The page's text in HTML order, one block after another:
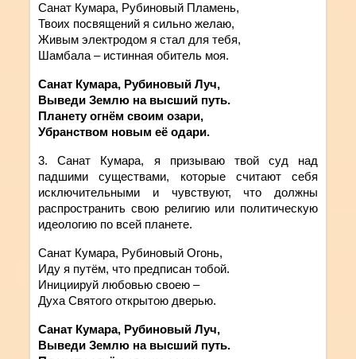
Санат Кумара, Рубиновый Пламень,
Твоих посвящений я сильно желаю,
Живым электродом я стал для тебя,
Шамбала – истинная обитель моя.
Санат Кумара, Рубиновый Луч,
Выведи Землю на высший путь.
Планету огнём своим озари,
Убранством новым её одари.
3. Санат Кумара, я призываю твой
суд над
падшими существами, которые считают себя
исключительными и чувствуют, что должны
распространить свою религию или политическую
идеологию по всей планете.
Санат Кумара, Рубиновый Огонь,
Иду я путём, что предписан тобой.
Инициируй любовью своею –
Духа Святого открытою дверью.
Санат Кумара, Рубиновый Луч,
Выведи Землю на высший путь.